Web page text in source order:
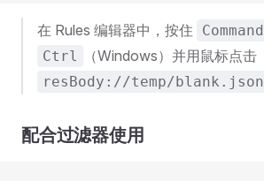
在 Rules 编辑器中，按住 Command
Ctrl （Windows）并用鼠标点击
resBody://temp/blank.json
配合过滤器使用